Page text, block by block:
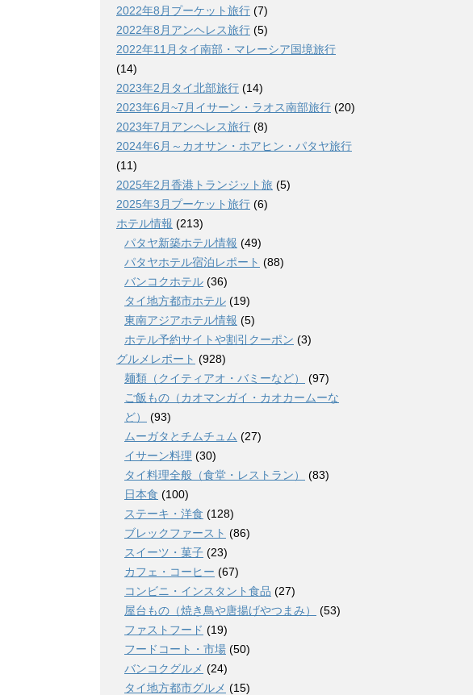
2022年8月プーケット旅行 (7)
2022年8月アンヘレス旅行 (5)
2022年11月タイ南部・マレーシア国境旅行
(14)
2023年2月タイ北部旅行 (14)
2023年6月~7月イサーン・ラオス南部旅行 (20)
2023年7月アンヘレス旅行 (8)
2024年6月～カオサン・ホアヒン・パタヤ旅行
(11)
2025年2月香港トランジット旅 (5)
2025年3月プーケット旅行 (6)
ホテル情報 (213)
パタヤ新築ホテル情報 (49)
パタヤホテル宿泊レポート (88)
バンコクホテル (36)
タイ地方都市ホテル (19)
東南アジアホテル情報 (5)
ホテル予約サイトや割引クーポン (3)
グルメレポート (928)
麺類（クイティアオ・バミーなど）
(97)
ご飯もの（カオマンガイ・カオカームーな
ど）
(93)
ムーガタとチムチュム (27)
イサーン料理 (30)
タイ料理全般（食堂・レストラン）
(83)
日本食 (100)
ステーキ・洋食 (128)
ブレックファースト (86)
スイーツ・菓子 (23)
カフェ・コーヒー (67)
コンビニ・インスタント食品 (27)
屋台もの（焼き鳥や唐揚げやつまみ）
(53)
ファストフード (19)
フードコート・市場 (50)
バンコクグルメ (24)
タイ地方都市グルメ (15)